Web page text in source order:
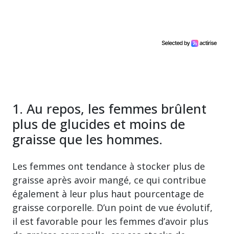
1. Au repos, les femmes brûlent
plus de glucides et moins de
graisse que les hommes.
Les femmes ont tendance à stocker plus de
graisse après avoir mangé, ce qui contribue
également à leur plus haut pourcentage de
graisse corporelle. D’un point de vue évolutif,
il est favorable pour les femmes d’avoir plus